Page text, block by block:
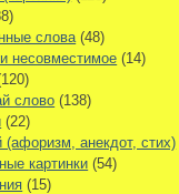
слова(48)
несовместимое (14)
слово (138)
(22)
анекдот, стих)
картинки (54)
(15)